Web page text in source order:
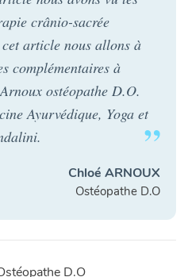
crânio-sacrée
article nous allons à
complémentaires à
ostéopathe D.O.
Ayurvédique, Yoga et
Chloé ARNOUX
Ostéopathe D.O
D.O